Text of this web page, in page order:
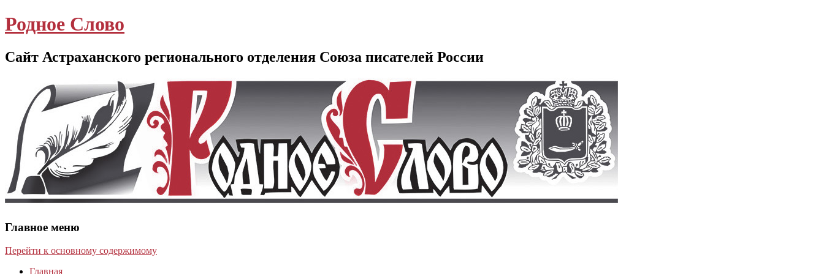
Родное Слово
Сайт Астраханского регионального отделения Союза писателей России
Главное меню
Перейти к основному содержимому
Главная